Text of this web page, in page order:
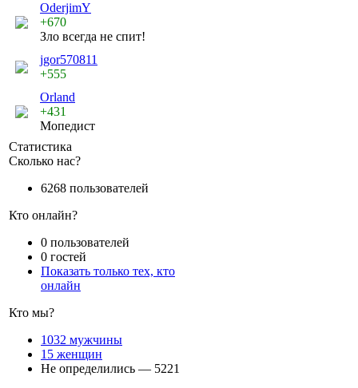
OderjimY
+670
Зло всегда не спит!
jgor570811
+555
Orland
+431
Мопедист
Статистика
Сколько нас?
6268 пользователей
Кто онлайн?
0 пользователей
0 гостей
Показать только тех, кто
онлайн
Кто мы?
1032 мужчины
15 женщин
Не определились — 5221